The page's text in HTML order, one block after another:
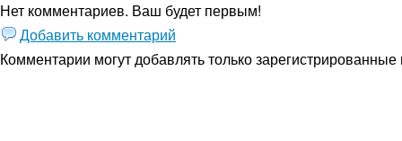
Нет комментариев. Ваш будет первым!
Добавить комментарий
Комментарии могут добавлять толькозарегистрированные